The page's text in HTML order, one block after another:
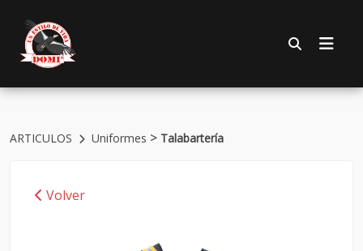
ARTICULOS Uniformes > Talabartería
Volver